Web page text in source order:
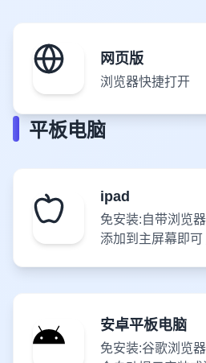
网页版
浏览器快捷打开
平板电脑
ipad
免安装:自带浏览
添加到主屏幕即可
安卓平板电脑
免安装:谷歌浏览